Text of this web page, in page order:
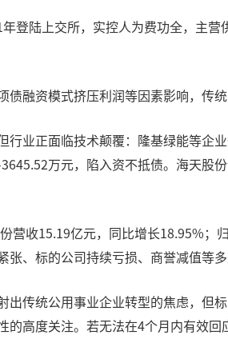
登陆上交所，实控人为费功全，主
债融资模式挤压利润等因素影响，
行业正面临技术颠覆：隆基绿能等
万元，陷入资不抵债。海天
营收15.19亿元，同比增长18.95%
、标的公司持续亏损、商誉减值等多
出传统公用事业企业转型的焦虑，但
高度关注。若无法在4个月内有效回